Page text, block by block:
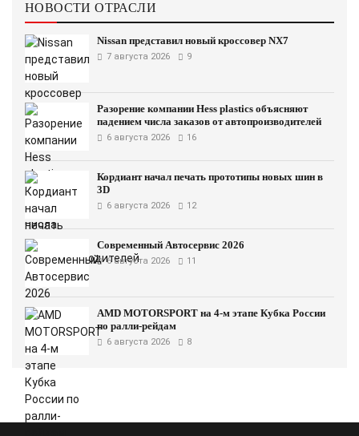
НОВОСТИ ОТРАСЛИ
Nissan представил новый кроссовер NX7
7 августа 2026 9
Разорение компании Hess plastics объясняют
падением числа заказов от автопроизводителей
6 августа 2026 16
Кордиант начал печать прототипы новых шин в
3D
6 августа 2026 12
Современный Автосервис 2026
6 августа 2026 11
AMD MOTORSPORT на 4-м этапе Кубка России
по ралли-рейдам
6 августа 2026 8